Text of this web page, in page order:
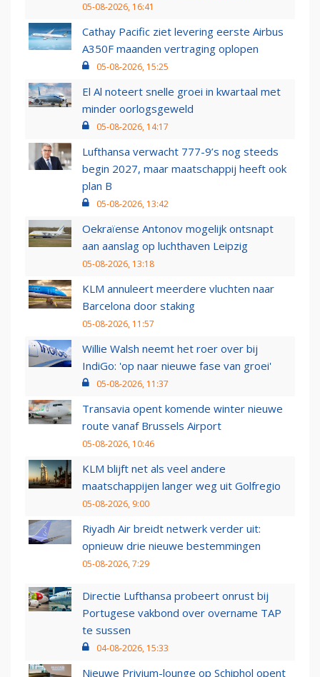
05-08-2026, 16:41
Cathay Pacific ziet levering eerste Airbus
A350F maanden vertraging oplopen
05-08-2026, 15:25
El Al noteert snelle groei in kwartaal met
minder oorlogsgeweld
05-08-2026, 14:17
Lufthansa verwacht 777-9’s nog steeds
begin 2027, maar maatschappij heeft ook
plan B
05-08-2026, 13:42
Oekraïense Antonov mogelijk ontsnapt
aan aanslag op luchthaven Leipzig
05-08-2026, 13:18
KLM annuleert meerdere vluchten naar
Barcelona door staking
05-08-2026, 11:57
Willie Walsh neemt het roer over bij
IndiGo: 'op naar nieuwe fase van groei'
05-08-2026, 11:37
Transavia opent komende winter nieuwe
route vanaf Brussels Airport
05-08-2026, 10:46
KLM blijft net als veel andere
maatschappijen langer weg uit Golfregio
05-08-2026, 9:00
Riyadh Air breidt netwerk verder uit:
opnieuw drie nieuwe bestemmingen
05-08-2026, 7:29
Directie Lufthansa probeert onrust bij
Portugese vakbond over overname TAP
te sussen
04-08-2026, 15:33
Nieuwe Privium-lounge op Schiphol opent